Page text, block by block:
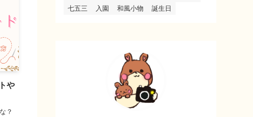
や
？
七五三
入園 和風小物 誕生日